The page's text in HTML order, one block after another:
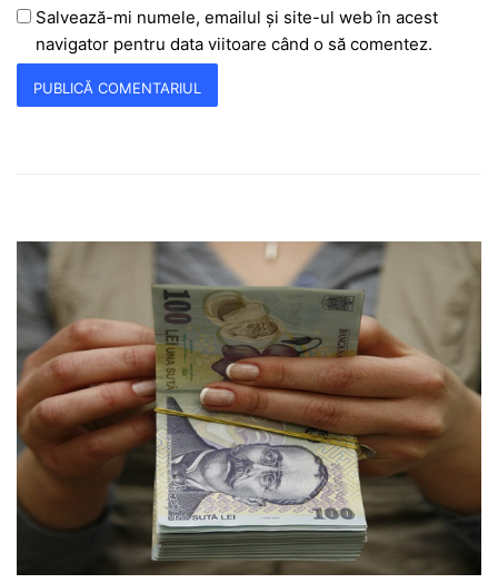
Salvează-mi numele, emailul și site-ul web în acest
navigator pentru data viitoare când o să comentez.